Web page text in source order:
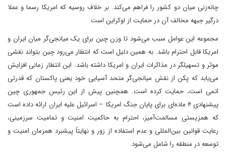
چانه‌زنی میان دو کشور را فراهم می‌کند. بر خلاف روسیه که امریکا رسما و عملا
درگیر جبهه مخالف آن در حمایت از اوکراین است.
مجموعه این عوامل سبب می‌شود تا وزن چین برای یک میانجی‌گر میان ایران و
امریکا قابل احترام باشد. به همین دلیل است که انتظار می‌رود چین بتواند نقشی
موثر و تسهیلگر در مذاکرات ایران و امریکا داشته باشد. این انتظار زمانی افزایش
می‌یابد که پکن از نقش میانجی‌گر متحد آسیایی خود یعنی پاکستان که قدرتی
اتمی است، حمایت کرده است. همچنین پیش از این رئیس جمهوری چین
پیشنهادی ۴ ماده‌ای برای پایان جنگ امریکا – اسرائیل علیه ایران ارائه داده است
که همزیستی مسالمت‌آمیز، احترام به حاکمیت امنیت و تمامیت سرزمینی،
رعایت قوانین بین‌المللی و عدم استفاده از زور و نهایتاً پیشبرد همزمان امنیت و
توسعه در منطقه را شامل می‌شود.